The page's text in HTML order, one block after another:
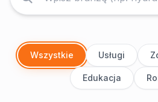
Wszystkie Usługi
Edukacja